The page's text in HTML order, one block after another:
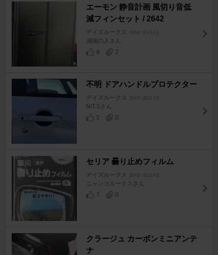
エーモン 静音計画 風切り音低
減フィンセット / 2642
デイズルークス [BA0 (B21A)]
湖国の人さん
8
2
不明 ドアハンドルプロテクター
デイズルークス [BA0 (B21A)]
N/T.Sさん
2
0
セリア 曇り止めフィルム
デイズルークス [BA0 (B21A)]
ニャンコルークスさん
7
0
クラージュ カーボンミニアンテ
ナ